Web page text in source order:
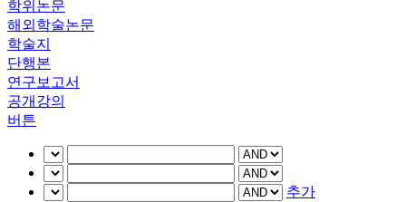
학위논문
해외학술논문
학술지
단행본
연구보고서
공개강의
버튼
추가